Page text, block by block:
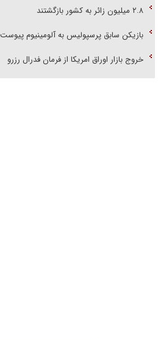
۲.۸ میلیون زائر به کشور بازگشتند
بازیکن سابق پرسپولیس به آلومینیوم پیوست
خروج بازار اوراق امریکا از فرمان فدرال رزرو